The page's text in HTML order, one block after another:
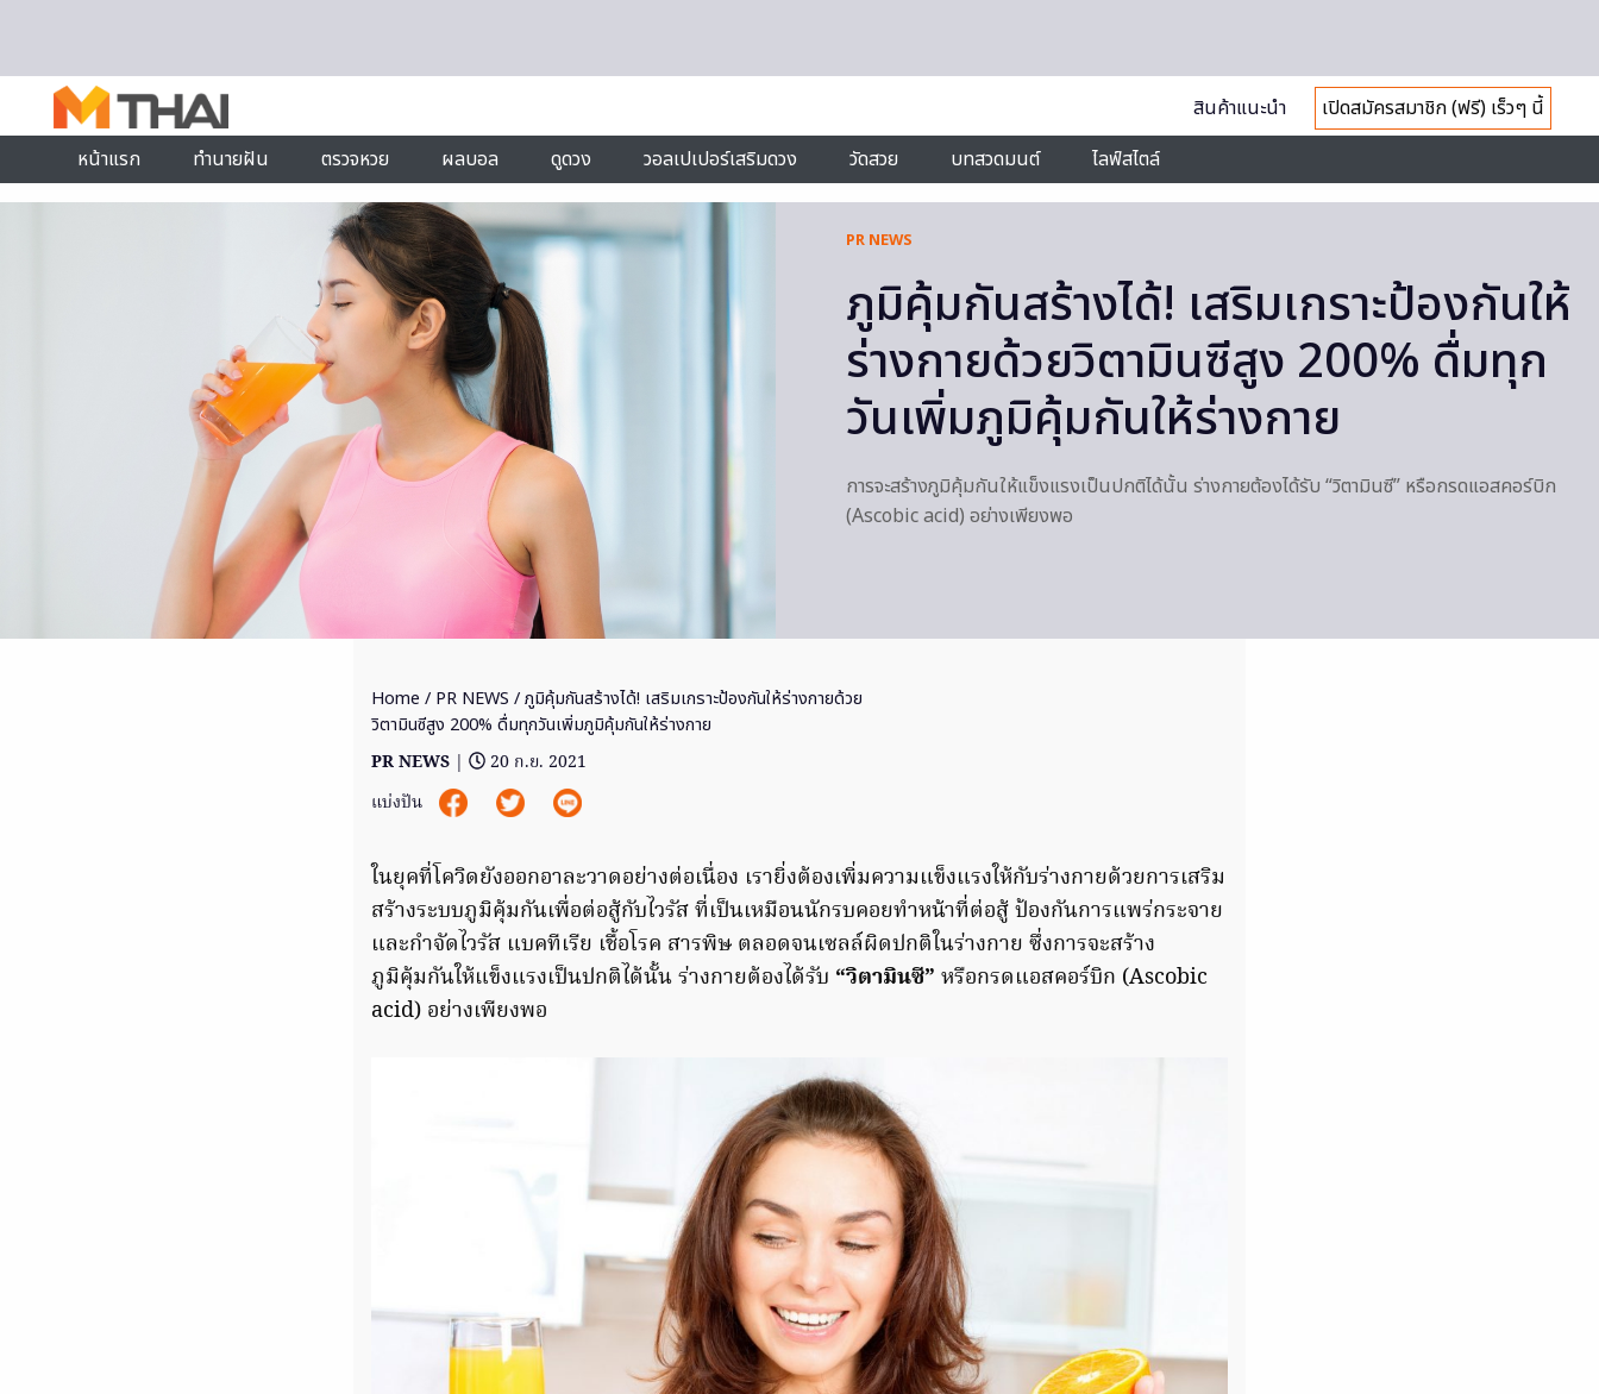
สินค้าแนะนำ
เปิดสมัครสมาชิก (ฟรี) เร็วๆ นี้
หน้าแรก
ทำนายฝัน ตรวจหวย ผลบอล ดูดวง วอลเปเปอร์เสริมดวง วัดสวย บทสวดมนต์ ไลฟ์สไตล์
PR NEWS
ภูมิคุ้มกันสร้างได้! เสริมเกราะป้องกันให้
ร่างกายด้วยวิตามินซีสูง 200% ดื่มทุก
วันเพิ่มภูมิคุ้มกันให้ร่างกาย
การจะสร้างภูมิคุ้มกันให้แข็งแรงเป็นปกติได้นั้น ร่างกายต้องได้รับ “วิตามินซี” หรือกรดแอสคอร์บิก
(Ascobic acid) อย่างเพียงพอ
Home / PR NEWS / ภูมิคุ้มกันสร้างได้! เสริมเกราะป้องกันให้ร่างกายด้วย
วิตามินซีสูง 200% ดื่มทุกวันเพิ่มภูมิคุ้มกันให้ร่างกาย
PR NEWS |
20 ก.ย. 2021
แบ่งปัน
ในยุคที่โควิดยังออกอาละวาดอย่างต่อเนื่อง เรายิ่งต้องเพิ่มความแข็งแรงให้กับร่างกายด้วยการเสริม
สร้างระบบภูมิคุ้มกันเพื่อต่อสู้กับไวรัส ที่เป็นเหมือนนักรบคอยทำหน้าที่ต่อสู้ ป้องกันการแพร่กระจาย
และกำจัดไวรัส แบคทีเรีย เชื้อโรค สารพิษ ตลอดจนเซลล์ผิดปกติในร่างกาย ซึ่งการจะสร้าง
ภูมิคุ้มกันให้แข็งแรงเป็นปกติได้นั้น ร่างกายต้องได้รับ “วิตามินซี” หรือกรดแอสคอร์บิก (Ascobic
acid) อย่างเพียงพอ